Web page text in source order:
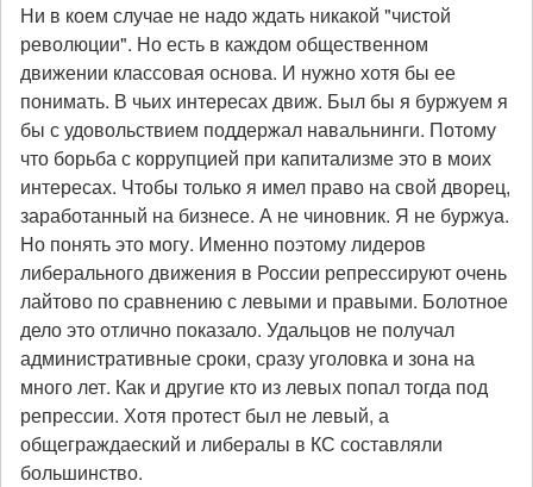
Ни в коем случае не надо ждать никакой "чистой
революции". Но есть в каждом общественном
движении классовая основа. И нужно хотя бы ее
понимать. В чьих интересах движ. Был бы я буржуем я
бы с удовольствием поддержал навальнинги. Потому
что борьба с коррупцией при капитализме это в моих
интересах. Чтобы только я имел право на свой дворец,
заработанный на бизнесе. А не чиновник. Я не буржуа.
Но понять это могу. Именно поэтому лидеров
либерального движения в России репрессируют очень
лайтово по сравнению с левыми и правыми. Болотное
дело это отлично показало. Удальцов не получал
административные сроки, сразу уголовка и зона на
много лет. Как и другие кто из левых попал тогда под
репрессии. Хотя протест был не левый, а
общеграждаеский и либералы в КС составляли
большинство.